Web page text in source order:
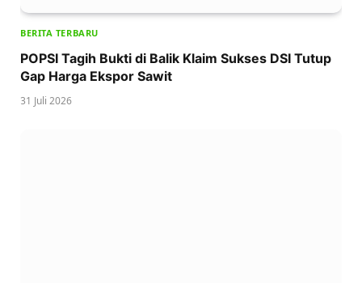
BERITA TERBARU
POPSI Tagih Bukti di Balik Klaim Sukses DSI Tutup
Gap Harga Ekspor Sawit
31 Juli 2026